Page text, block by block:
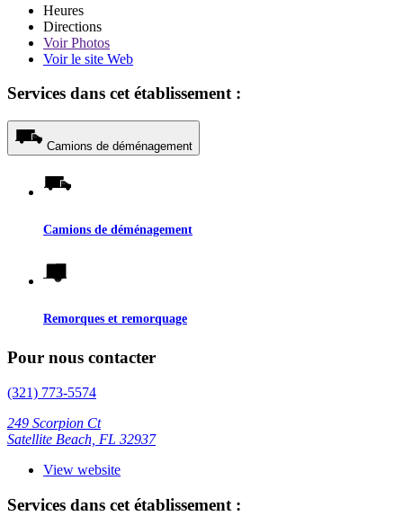
Heures
Directions
VoirPhotos
Voir le site Web
Services dans cet établissement :
Camions de déménagement
Camions de déménagement
Remorques et remorquage
Pour nous contacter
(321) 773-5574
249 Scorpion Ct
Satellite Beach, FL 32937
View website
Services dans cet établissement :